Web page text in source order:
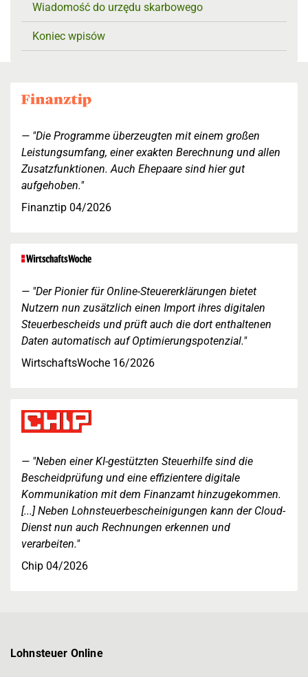
Wiadomość do urzędu skarbowego
Koniec wpisów
"Die Programme überzeugten mit einem großen
Leistungsumfang, einer exakten Berechnung und allen
Zusatzfunktionen. Auch Ehepaare sind hier gut
aufgehoben."
Finanztip 04/2026
"Der Pionier für Online-Steuererklärungen bietet
Nutzern nun zusätzlich einen Import ihres digitalen
Steuerbescheids und prüft auch die dort enthaltenen
Daten automatisch auf Optimierungspotenzial."
WirtschaftsWoche 16/2026
"Neben einer KI-gestützten Steuerhilfe sind die
Bescheidprüfung und eine effizientere digitale
Kommunikation mit dem Finanzamt hinzugekommen.
[...] Neben Lohnsteuerbescheinigungen kann der Cloud-
Dienst nun auch Rechnungen erkennen und
verarbeiten."
Chip 04/2026
Lohnsteuer Online